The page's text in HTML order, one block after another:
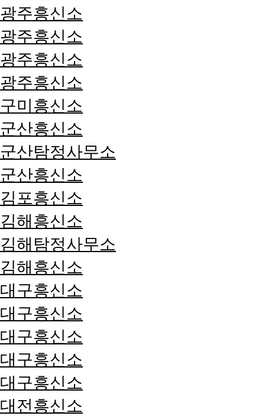
광주흥신소
광주흥신소
광주흥신소
광주흥신소
구미흥신소
군산흥신소
군산탐정사무소
군산흥신소
김포흥신소
김해흥신소
김해탐정사무소
김해흥신소
대구흥신소
대구흥신소
대구흥신소
대구흥신소
대구흥신소
대전흥신소